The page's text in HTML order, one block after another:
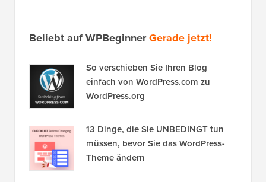
Beliebt auf WPBeginnerGerade jetzt!
So verschieben Sie Ihren Blog
einfach von WordPress.com zu
WordPress.org
13 Dinge, die Sie UNBEDINGT tun
müssen, bevor Sie das WordPress-
Theme ändern